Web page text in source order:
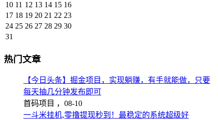
10 11 12 13 14 15 16
17 18 19 20 21 22 23
24 25 26 27 28 29 30
31
热门文章
【今日头条】掘金项目，实现躺赚，有手就能做，只要
每天抽几分钟发布即可
首码项目 ， 08-10
一斗米挂机,零撸提现秒到！最稳定的系统超级好